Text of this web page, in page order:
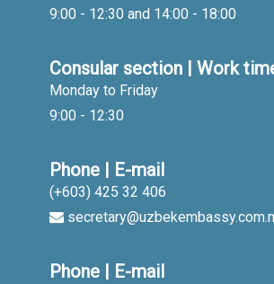
9:00 - 12:30 and 14:00 - 18:00
Consular section | Work
Monday to Friday
9:00 - 12:30
Phone | E-mail
(+603) 425 32 406
Phone | E-mail